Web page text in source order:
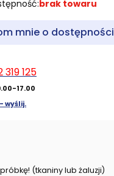
brak towaru
mnie o dostępności
319 125
17.00
wyślij.
(tkaniny lub żaluzji)